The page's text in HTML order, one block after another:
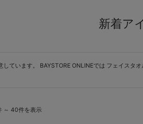
新着ア
ています。 BAYSTORE ONLINEでは フェイスタオ
～ 40件を表示